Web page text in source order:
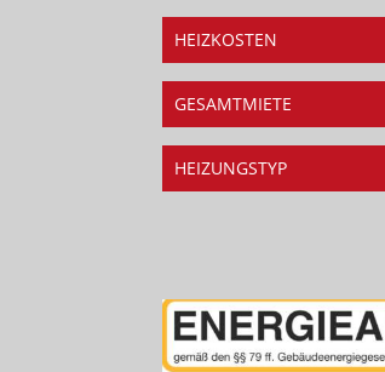
HEIZKOSTEN
GESAMTMIETE
HEIZUNGSTYP